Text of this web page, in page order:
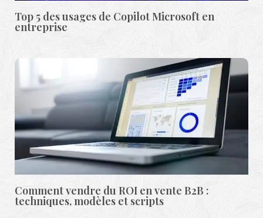
Top 5 des usages de Copilot Microsoft en
entreprise
Comment vendre du ROI en vente B2B :
techniques, modèles et scripts